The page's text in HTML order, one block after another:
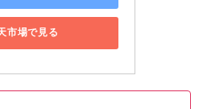
市場で見る